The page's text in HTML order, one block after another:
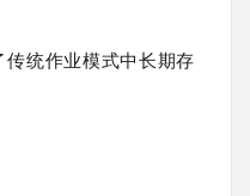
传统作业模式中长期存